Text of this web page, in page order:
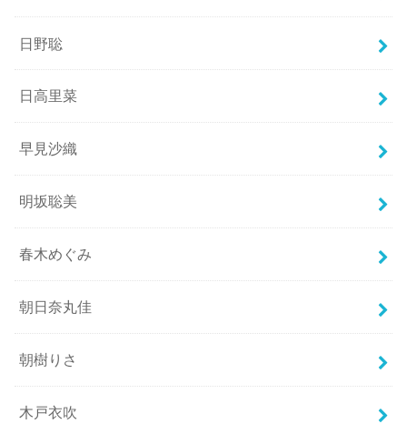
日野聡
日高里菜
早見沙織
明坂聡美
春木めぐみ
朝日奈丸佳
朝樹りさ
木戸衣吹